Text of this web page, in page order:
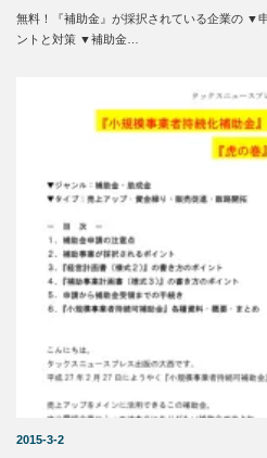
無料！『補助金』が採択されている企業の ▼
ントと対策 ▼補助金…
2015-3-2